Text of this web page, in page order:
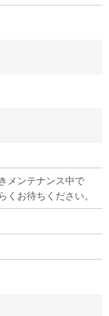
メンテナンス中で
くお待ちください。